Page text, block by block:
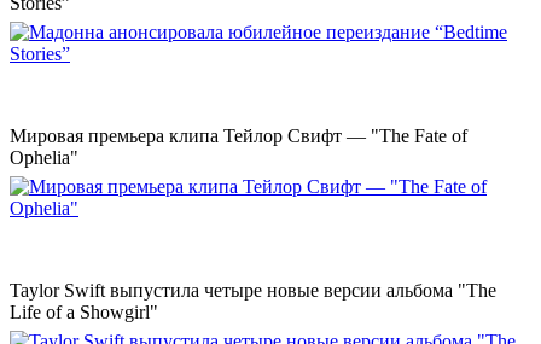
Мировая премьера клипа Тейлор Свифт — "The Fate of
Ophelia"
Taylor Swift выпустила четыре новые версии альбома "The
Life of a Showgirl"